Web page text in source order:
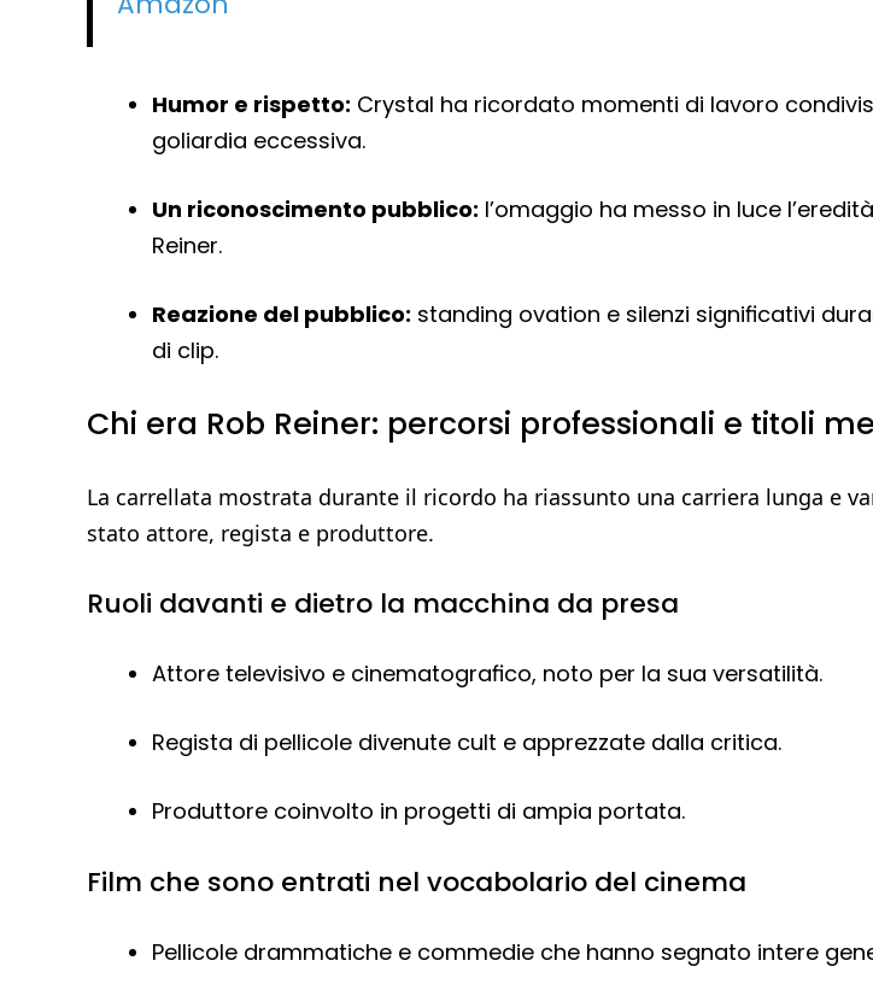
Humor e rispetto: Crystal ha ricordato momenti di lavoro
goliardia eccessiva.
Un riconoscimento pubblico: l’omaggio ha messo in luce
Reiner.
Reazione del pubblico: standing ovation e silenzi significativi
di clip.
Chi era Rob Reiner: percorsi professionali e titoli
La carrellata mostrata durante il ricordo ha riassunto una carriera lunga e
stato attore, regista e produttore.
Ruoli davanti e dietro la macchina da presa
Attore televisivo e cinematografico, noto per la sua versatilità.
Regista di pellicole divenute cult e apprezzate dalla critica.
Produttore coinvolto in progetti di ampia portata.
Film che sono entrati nel vocabolario del cinema
Pellicole drammatiche e commedie che hanno segnato intere